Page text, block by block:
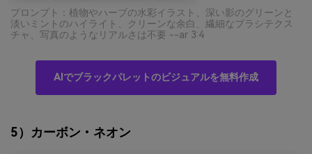
プロンプト：植物やハーブの水彩イラスト、深い影のグリーンと
淡いミントのハイライト、クリーンな余白、繊細なブラシテクス
チャ、写真のようなリアルさは不要 --ar 3:4
AIでブラックパレットのビジュアルを無料作成
5）カーボン・ネオン